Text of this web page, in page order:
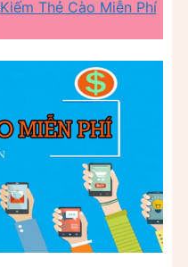
Kiếm Thẻ Cào Miễn Phí